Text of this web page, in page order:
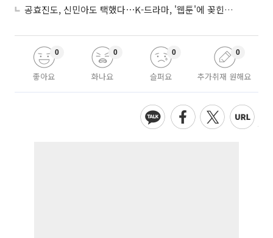
공효진도, 신민아도 택했다⋯K-드라마, '웹툰'에 꽂힌 이유
좋아요
0
화나요
0
슬퍼요
0
추가취재 원해요
0